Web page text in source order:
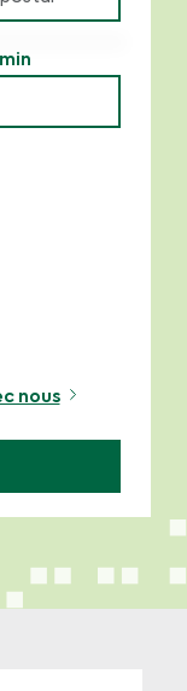
nous